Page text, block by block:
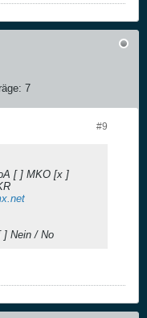
7
#9
[ ] MKO [x ]
] Nein / No